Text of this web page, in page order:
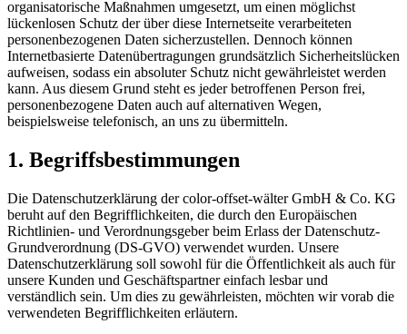
organisatorische Maßnahmen umgesetzt, um einen möglichst
lückenlosen Schutz der über diese Internetseite verarbeiteten
personenbezogenen Daten sicherzustellen. Dennoch können
Internetbasierte Datenübertragungen grundsätzlich Sicherheitslücken
aufweisen, sodass ein absoluter Schutz nicht gewährleistet werden
kann. Aus diesem Grund steht es jeder betroffenen Person frei,
personenbezogene Daten auch auf alternativen Wegen,
beispielsweise telefonisch, an uns zu übermitteln.
1. Begriffsbestimmungen
Die Datenschutzerklärung der color-offset-wälter GmbH & Co. KG
beruht auf den Begrifflichkeiten, die durch den Europäischen
Richtlinien- und Verordnungsgeber beim Erlass der Datenschutz-
Grundverordnung (DS-GVO) verwendet wurden. Unsere
Datenschutzerklärung soll sowohl für die Öffentlichkeit als auch für
unsere Kunden und Geschäftspartner einfach lesbar und
verständlich sein. Um dies zu gewährleisten, möchten wir vorab die
verwendeten Begrifflichkeiten erläutern.